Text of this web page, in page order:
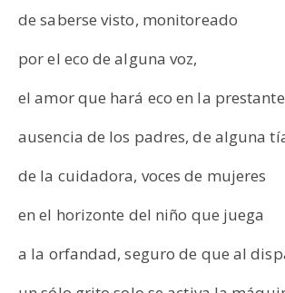
de saberse visto, monitoreado
por el eco de alguna voz,
el amor que hará eco en la prestante
ausencia de los padres, de alguna
de la cuidadora, voces de mujeres
en el horizonte del niño que juega
a la orfandad, seguro de que al